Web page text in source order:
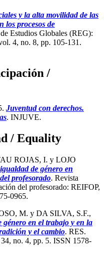
y la alta movilidad de las
los procesos de
Estudios Globales (REG):
4, no. 8, pp. 105-131.
/
Juventud con derechos.
. INJUVE.
/ Equality
ROJAS, I. y LOJO
de género en
profesorado. Revista
del profesorado: REIFOP,
0965.
M. y DA SILVA, S.F.,
en el trabajo y en la
y el cambio. RES.
no. 4, pp. 5. ISSN 1578-